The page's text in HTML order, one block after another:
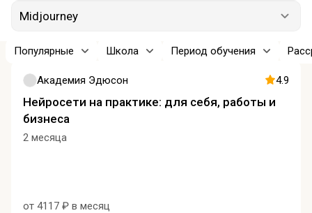
Midjourney
Популярные Школа Период обучения
Академия Эдюсон 4.9
Нейросети на практике: для себя, работы и
бизнеса
2 месяца
от 4117 ₽ в месяц